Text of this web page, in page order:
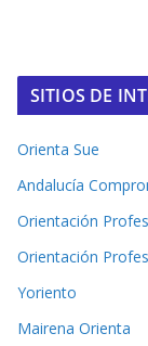
SITIOS DE
Orienta Sue
Andalucía
Orientación
Orientación
Yoriento
Mairena Orienta